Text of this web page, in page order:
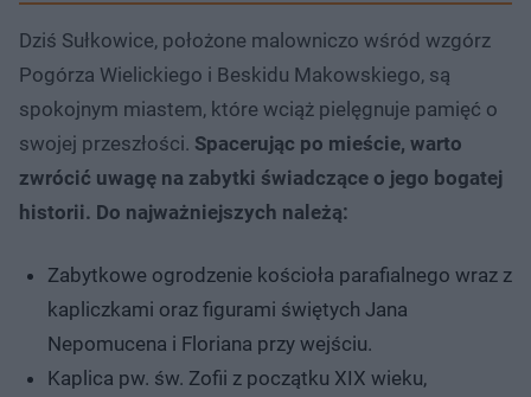
Dziś Sułkowice, położone malowniczo wśród wzgórz
Pogórza Wielickiego i Beskidu Makowskiego, są
spokojnym miastem, które wciąż pielęgnuje pamięć o
swojej przeszłości. Spacerując po mieście, warto
zwrócić uwagę na zabytki świadczące o jego bogatej
historii. Do najważniejszych należą:
Zabytkowe ogrodzenie kościoła parafialnego wraz z
kapliczkami oraz figurami świętych Jana
Nepomucena i Floriana przy wejściu.
Kaplica pw. św. Zofii z początku XIX wieku,